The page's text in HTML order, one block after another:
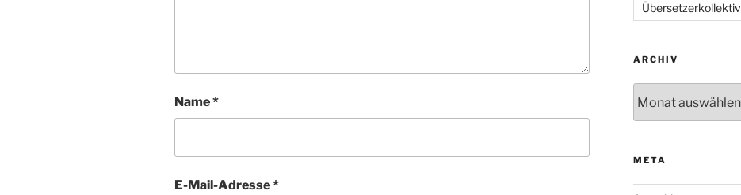
Name*
E-Mail-Adresse*
Übersetzerkollektiv
ARCHIV
META